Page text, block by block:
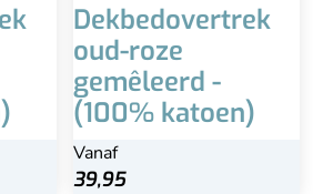
Dekbedovertrek
oud-roze
gemêleerd -
(100% katoen)
Vanaf
39,95